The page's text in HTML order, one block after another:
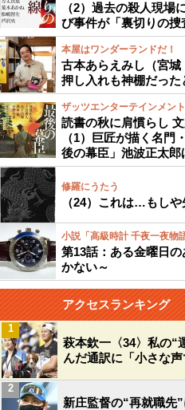
（2）過去の殺人現場
び事件が「裏切りの
本屋はワンダーランドだ！
古本あらえみし（宮
押し入れも神棚だった
ザッツエンターテインメント
読書の秋に肩慣らし
（1）巨匠が描く名門
後の幕臣」池波正太
修羅にうたう
（24）これは…もし
小説「高級時計 千夜一夜物
第13話：ある金曜日
かない～
アクセスランキング
萩本欽一〈34〉私の
んだ通訳に「小さな声
1
新庄監督の“再就職先
2